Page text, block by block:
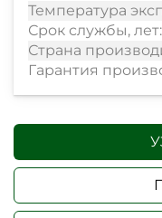
Температура
Срок службы, лет:
Страна
Гарантия